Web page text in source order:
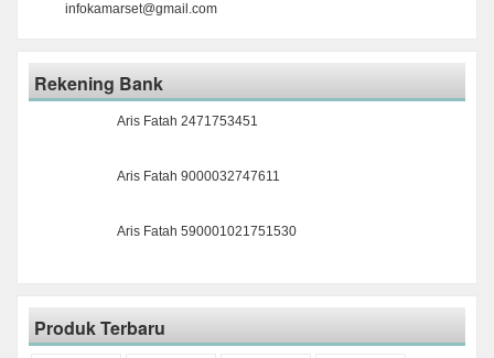
infokamarset@gmail.com
Rekening Bank
Aris Fatah 2471753451
Aris Fatah 9000032747611
Aris Fatah 590001021751530
Produk Terbaru